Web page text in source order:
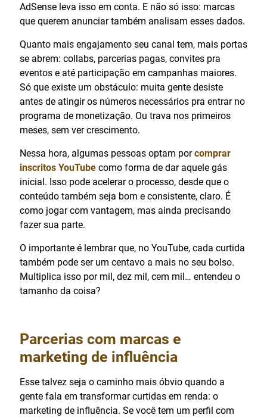
AdSense leva isso em conta. E não só isso: marcas
que querem anunciar também analisam esses dados.
Quanto mais engajamento seu canal tem, mais portas
se abrem: collabs, parcerias pagas, convites pra
eventos e até participação em campanhas maiores.
Só que existe um obstáculo: muita gente desiste
antes de atingir os números necessários pra entrar no
programa de monetização. Ou trava nos primeiros
meses, sem ver crescimento.
Nessa hora, algumas pessoas optam porcomprar
inscritos YouTube como forma de dar aquele gás
inicial. Isso pode acelerar o processo, desde que o
conteúdo também seja bom e consistente, claro. É
como jogar com vantagem, mas ainda precisando
fazer sua parte.
O importante é lembrar que, no YouTube, cada curtida
também pode ser um centavo a mais no seu bolso.
Multiplica isso por mil, dez mil, cem mil… entendeu o
tamanho da coisa?
Parcerias com marcas e
marketing de influência
Esse talvez seja o caminho mais óbvio quando a
gente fala em transformar curtidas em renda: o
marketing de influência. Se você tem um perfil com